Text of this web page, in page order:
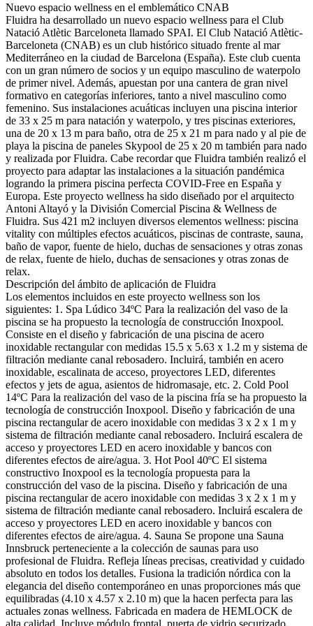
Nuevo espacio wellness en el emblemático CNAB
Fluidra ha desarrollado un nuevo espacio wellness para el Club
Natació Atlètic Barceloneta llamado SPAI. El Club Natació Atlètic-
Barceloneta (CNAB) es un club histórico situado frente al mar
Mediterráneo en la ciudad de Barcelona (España). Este club cuenta
con un gran número de socios y un equipo masculino de waterpolo
de primer nivel. Además, apuestan por una cantera de gran nivel
formativo en categorías inferiores, tanto a nivel masculino como
femenino. Sus instalaciones acuáticas incluyen una piscina interior
de 33 x 25 m para natación y waterpolo, y tres piscinas exteriores,
una de 20 x 13 m para baño, otra de 25 x 21 m para nado y al pie de
playa la piscina de paneles Skypool de 25 x 20 m también para nado
y realizada por Fluidra. Cabe recordar que Fluidra también realizó el
proyecto para adaptar las instalaciones a la situación pandémica
logrando la primera piscina perfecta COVID-Free en España y
Europa. Este proyecto wellness ha sido diseñado por el arquitecto
Antoni Altayó y la División Comercial Piscina & Wellness de
Fluidra. Sus 421 m2 incluyen diversos elementos wellness: piscina
vitality con múltiples efectos acuáticos, piscinas de contraste, sauna,
baño de vapor, fuente de hielo, duchas de sensaciones y otras zonas
de relax, fuente de hielo, duchas de sensaciones y otras zonas de
relax.
Descripción del ámbito de aplicación de Fluidra
Los elementos incluidos en este proyecto wellness son los
siguientes: 1. Spa Lúdico 34ºC Para la realización del vaso de la
piscina se ha propuesto la tecnología de construcción Inoxpool.
Consiste en el diseño y fabricación de una piscina de acero
inoxidable rectangular con medidas 15.5 x 5.63 x 1.2 m y sistema de
filtración mediante canal rebosadero. Incluirá, también en acero
inoxidable, escalinata de acceso, proyectores LED, diferentes
efectos y jets de agua, asientos de hidromasaje, etc. 2. Cold Pool
14ºC Para la realización del vaso de la piscina fría se ha propuesto la
tecnología de construcción Inoxpool. Diseño y fabricación de una
piscina rectangular de acero inoxidable con medidas 3 x 2 x 1 m y
sistema de filtración mediante canal rebosadero. Incluirá escalera de
acceso y proyectores LED en acero inoxidable y bancos con
diferentes efectos de aire/agua. 3. Hot Pool 40ºC El sistema
constructivo Inoxpool es la tecnología propuesta para la
construcción del vaso de la piscina. Diseño y fabricación de una
piscina rectangular de acero inoxidable con medidas 3 x 2 x 1 m y
sistema de filtración mediante canal rebosadero. Incluirá escalera de
acceso y proyectores LED en acero inoxidable y bancos con
diferentes efectos de aire/agua. 4. Sauna Se propone una Sauna
Innsbruck perteneciente a la colección de saunas para uso
profesional de Fluidra. Refleja líneas precisas, creatividad y cuidado
absoluto en todos los detalles. Fusiona la tradición nórdica con la
elegancia del diseño contemporáneo en unas proporciones más que
equilibradas (4.10 x 4.57 x 2.10 m) que la hacen perfecta para las
actuales zonas wellness. Fabricada en madera de HEMLOCK de
alta calidad. Incluye módulo frontal, puerta de vidrio securizado,